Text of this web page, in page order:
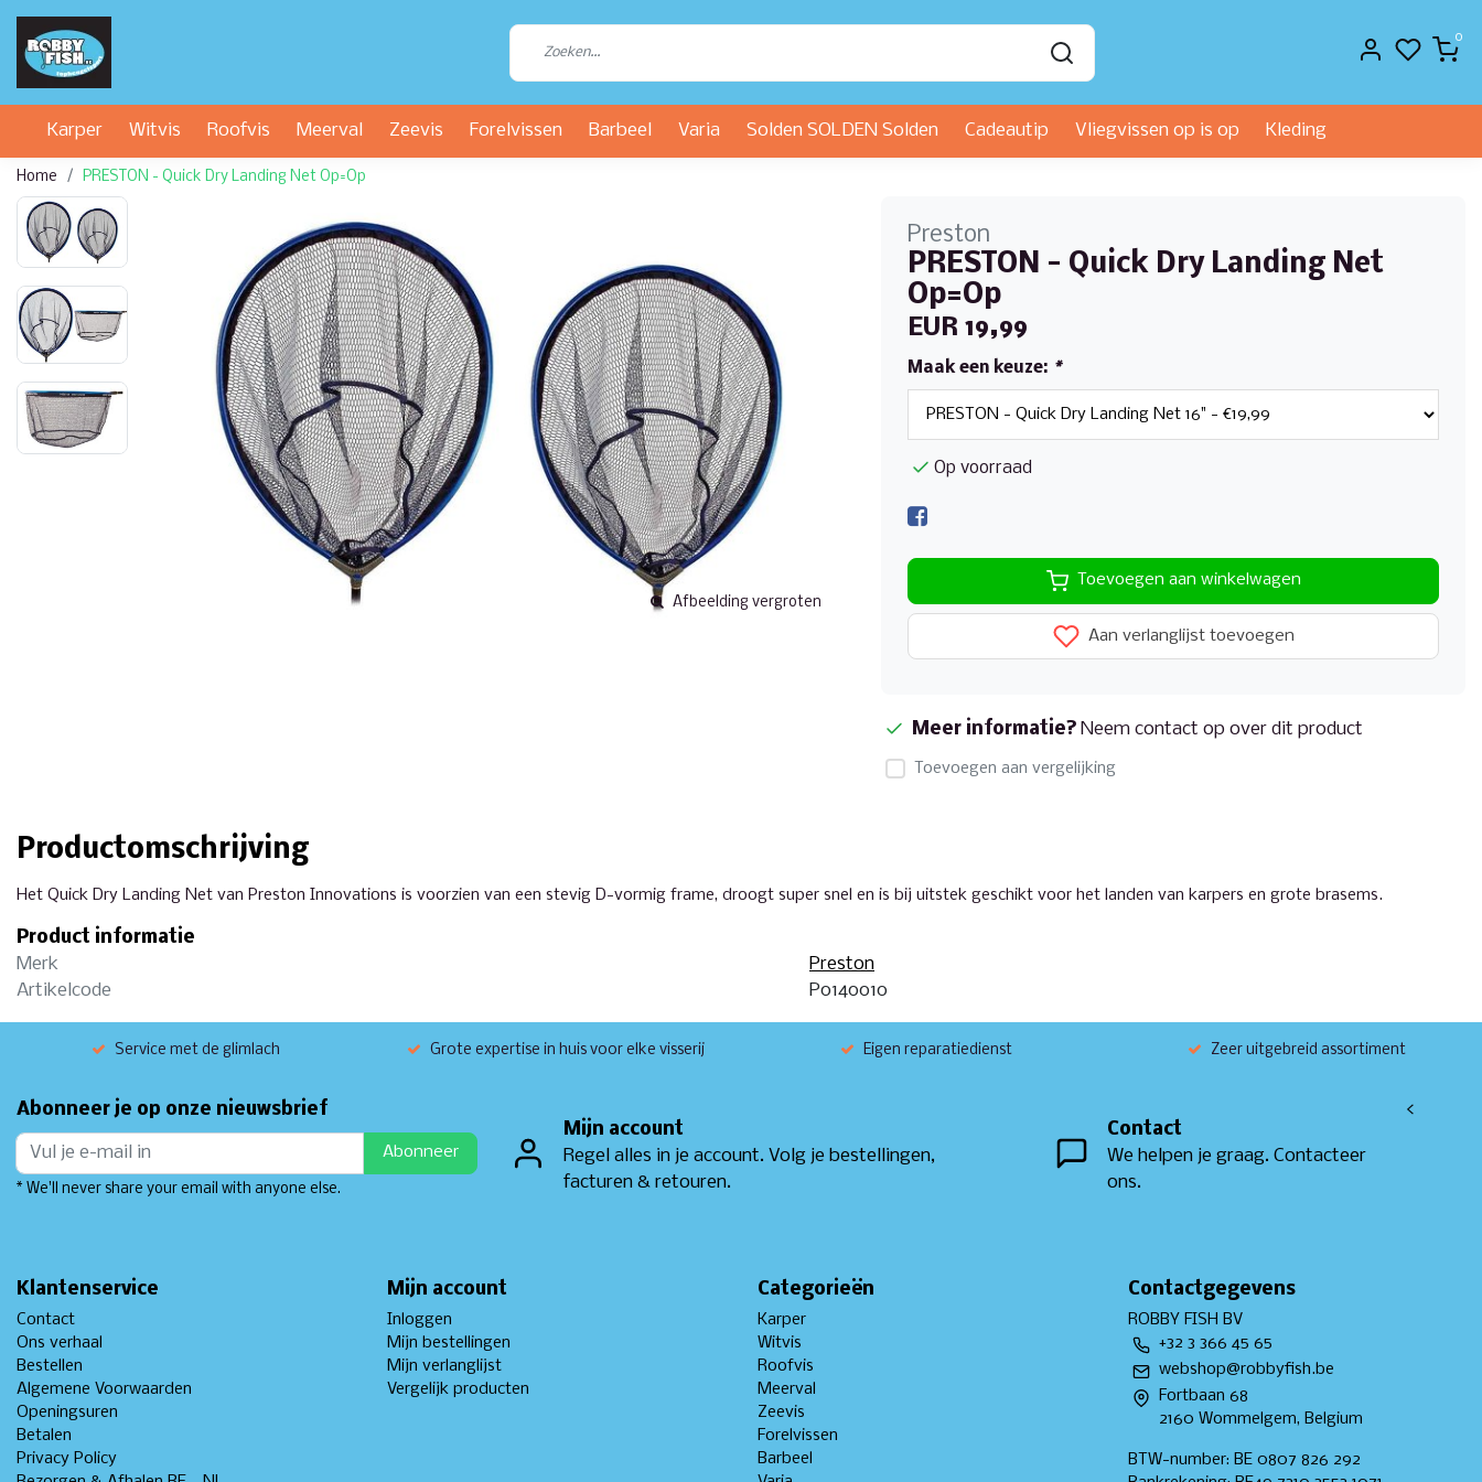
0
Karper Witvis Roofvis Meerval Zeevis Forelvissen Barbeel Varia Solden SOLDEN Solden Cadeautip Vliegvissen op is op Kleding
Home PRESTON - Quick Dry Landing Net Op=Op
Afbeelding vergroten
Preston
PRESTON - Quick Dry Landing Net
Op=Op
EUR 19,99
Maak een keuze: *
Op voorraad
Toevoegen aan winkelwagen
Aan verlanglijst toevoegen
Meer informatie? Neem contact op over dit product
Toevoegen aan vergelijking
Productomschrijving
Het Quick Dry Landing Net van Preston Innovations is voorzien van een stevig D-vormig frame, droogt super snel en is bij uitstek geschikt voor het landen van karpers en grote brasems.
Product informatie
Merk
Preston
Artikelcode
P0140010
Service met de glimlach Grote expertise in huis voor elke visserij Eigen reparatiedienst Zeer uitgebreid assortiment
Abonneer je op onze nieuwsbrief
Abonneer
* We'll never share your email with anyone else.
Mijn account
Regel alles in je account. Volg je bestellingen,
facturen & retouren.
Contact
We helpen je graag. Contacteer
ons.
<
Klantenservice
Contact
Ons verhaal
Bestellen
Algemene Voorwaarden
Openingsuren
Betalen
Privacy Policy
Mijn account
Inloggen
Mijn bestellingen
Mijn verlanglijst
Vergelijk producten
Categorieën
Karper
Witvis
Roofvis
Meerval
Zeevis
Forelvissen
Barbeel
Contactgegevens
ROBBY FISH BV
+32 3 366 45 65
webshop@robbyfish.be
Fortbaan 68
2160 Wommelgem, Belgium
BTW-number: BE 0807 826 292